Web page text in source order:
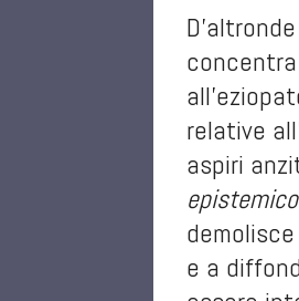
relative
aspiri
e a